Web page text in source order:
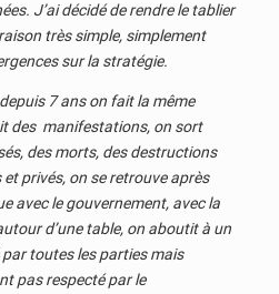
J’ai décidé de rendre le tablier
très simple, simplement
sur la stratégie.
7 ans on fait la même
des manifestations, on sort
des morts, des destructions
privés, on se retrouve après
avec le gouvernement, avec la
d’une table, on aboutit à un
toutes les parties mais
pas respecté par le